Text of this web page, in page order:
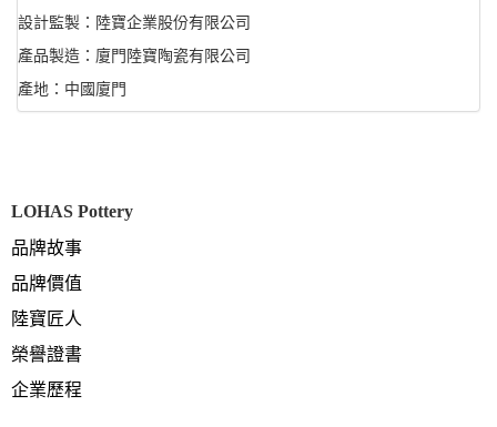
設計監製：陸寶企業股份有限公司
產品製造：廈門陸寶陶瓷有限公司
產地：中國廈門
LOHAS Pottery
品牌故事
品牌價值
陸寶匠人
榮譽證書
企業歷程